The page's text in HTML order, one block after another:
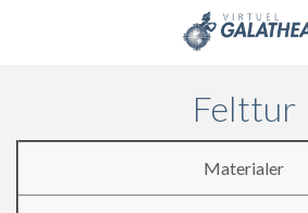
Felttur
Materialer